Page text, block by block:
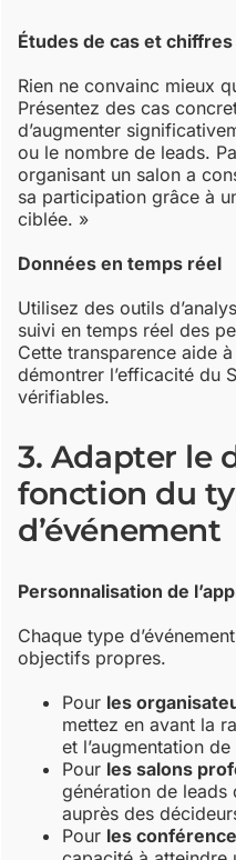
Études de cas et chiffres
Rien ne convainc mieux
Présentez des cas
d’augmenter
ou le nombre de leads.
organisant un salon a
sa participation grâce à
ciblée. »
Données en temps réel
Utilisez des outils
suivi en temps réel des
Cette transparence aide
démontrer l’efficacité du
vérifiables.
3. Adapter le
fonction du
d’événement
Personnalisation de
Chaque type
objectifs propres.
Pour les
mettez en avant la
et l’augmentation
Pour les salons
génération de leads
auprès des
Pour les